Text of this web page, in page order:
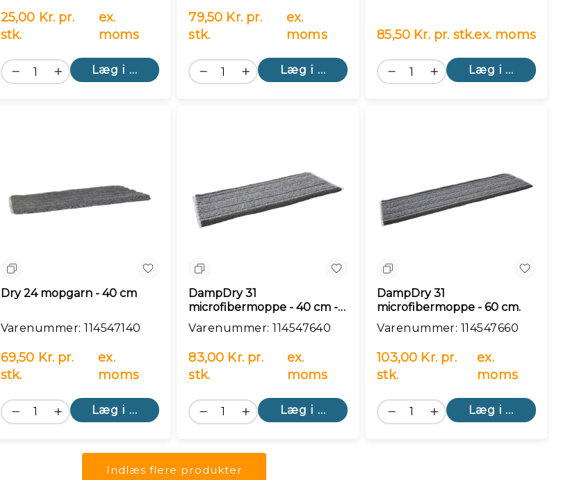
25,00 Kr. pr.
stk.
ex.
moms
Læg i kurv
79,50 Kr. pr.
stk.
ex.
moms
Læg i kurv
85,50 Kr. pr. stk.ex. moms
Læg i kurv
Sammenlign
Dry 24 mopgarn - 40 cm
Varenummer: 114547140
69,50 Kr. pr.
stk.
ex.
moms
Læg i kurv
Sammenlign
DampDry 31
microfibermoppe - 40 cm -
grå
Varenummer: 114547640
83,00 Kr. pr.
stk.
ex.
moms
Læg i kurv
Sammenlign
DampDry 31
microfibermoppe - 60 cm.
Varenummer: 114547660
103,00 Kr. pr.
stk.
ex.
moms
Læg i kurv
Indlæs flere produkter